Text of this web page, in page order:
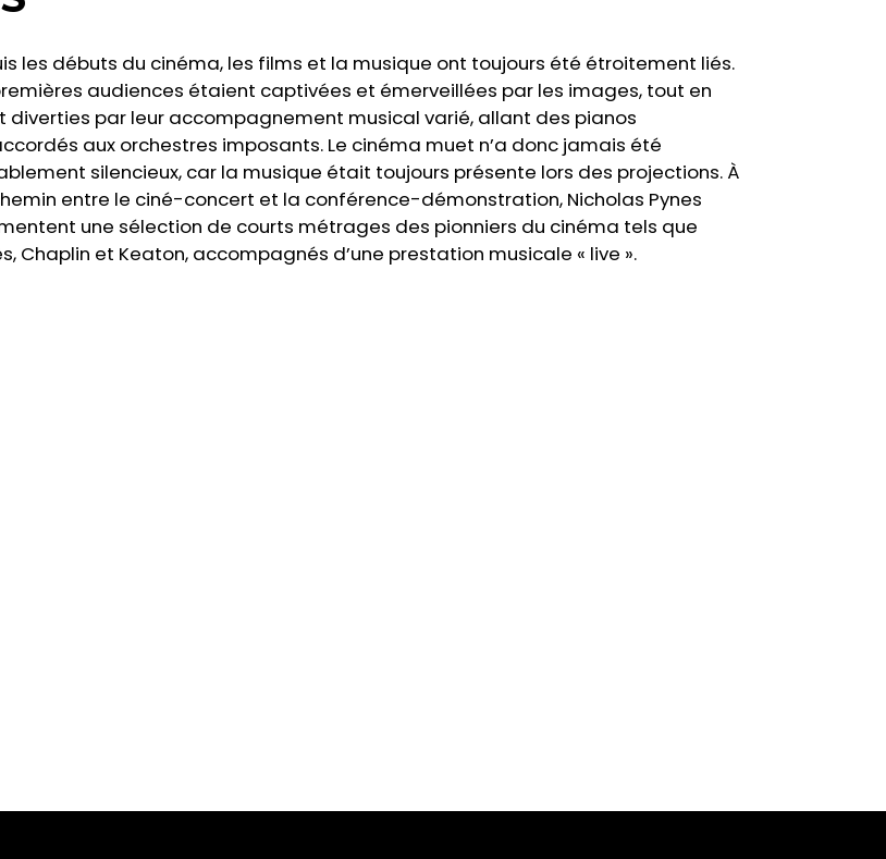
les débuts du cinéma, les films et la musique ont toujours été étroitement liés.
audiences étaient captivées et émerveillées par les images, tout en
diverties par leur accompagnement musical varié, allant des pianos
aux orchestres imposants. Le cinéma muet n’a donc jamais été
silencieux, car la musique était toujours présente lors des projections. À
entre le ciné-concert et la conférence-démonstration, Nicholas Pynes
une sélection de courts métrages des pionniers du cinéma tels que
Chaplin et Keaton, accompagnés d’une prestation musicale « live ».